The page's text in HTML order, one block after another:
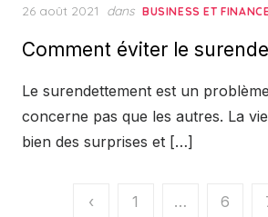
Posted
26 août 2021 dans BUSINESS ET FINANCE
Comment éviter le
Le surendettement est un
concerne pas que les autres. La
bien des surprises et […]
Pagination
‹ 1 … 6